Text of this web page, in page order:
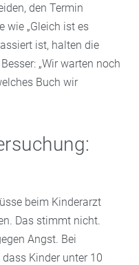
den Termin
wie „Gleich ist es
ist, halten die
„Wir warten noch
Buch wir
beim Kinderarzt
Das stimmt nicht.
Angst. Bei
Kinder unter 10